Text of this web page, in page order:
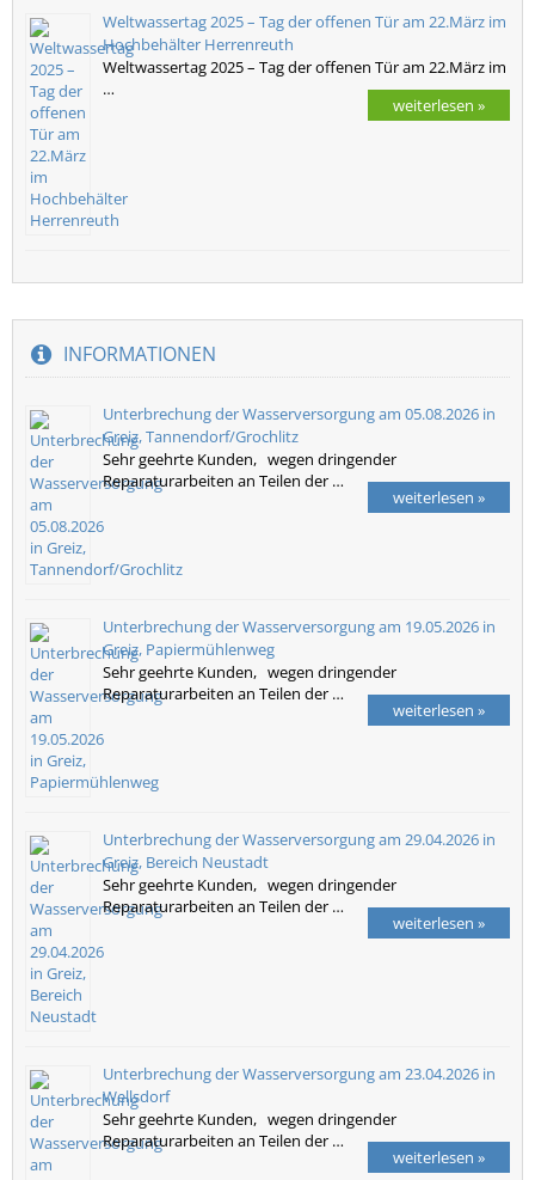
Weltwassertag 2025 – Tag der offenen Tür am 22.März im
Hochbehälter Herrenreuth
Weltwassertag 2025 – Tag der offenen Tür am 22.März im
…
weiterlesen »
INFORMATIONEN
Unterbrechung der Wasserversorgung am 05.08.2026 in
Greiz, Tannendorf/Grochlitz
Sehr geehrte Kunden, wegen dringender
Reparaturarbeiten an Teilen der …
weiterlesen »
Unterbrechung der Wasserversorgung am 19.05.2026 in
Greiz, Papiermühlenweg
Sehr geehrte Kunden, wegen dringender
Reparaturarbeiten an Teilen der …
weiterlesen »
Unterbrechung der Wasserversorgung am 29.04.2026 in
Greiz, Bereich Neustadt
Sehr geehrte Kunden, wegen dringender
Reparaturarbeiten an Teilen der …
weiterlesen »
Unterbrechung der Wasserversorgung am 23.04.2026 in
Wellsdorf
Sehr geehrte Kunden, wegen dringender
Reparaturarbeiten an Teilen der …
weiterlesen »